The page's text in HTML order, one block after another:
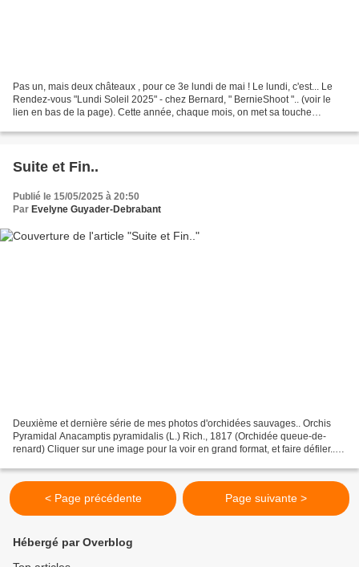
Pas un, mais deux châteaux , pour ce 3e lundi de mai ! Le lundi, c'est... Le
Rendez-vous "Lundi Soleil 2025" - chez Bernard, " BernieShoot ".. (voir le
lien en bas de la page). Cette année, chaque mois, on met sa touche
Suite et Fin..
Publié le 15/05/2025 à 20:50
Par Evelyne Guyader-Debrabant
Deuxième et dernière série de mes photos d'orchidées sauvages.. Orchis
Pyramidal Anacamptis pyramidalis (L.) Rich., 1817 (Orchidée queue-de-
renard) Cliquer sur une image pour la voir en grand format, et faire défiler..
< Page précédente Page suivante >
Hébergé par Overblog